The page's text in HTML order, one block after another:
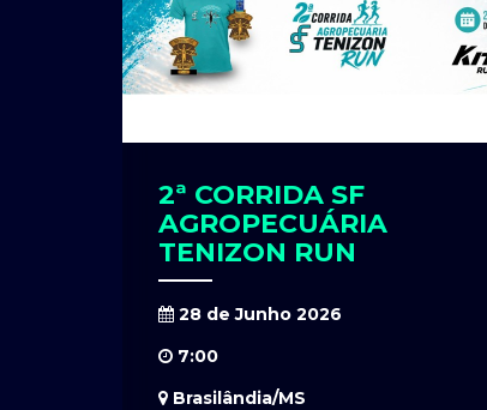
2ª CORRIDA SF
AGROPECUÁRIA
TENIZON RUN
28 de Junho 2026
7:00
Brasilândia/MS